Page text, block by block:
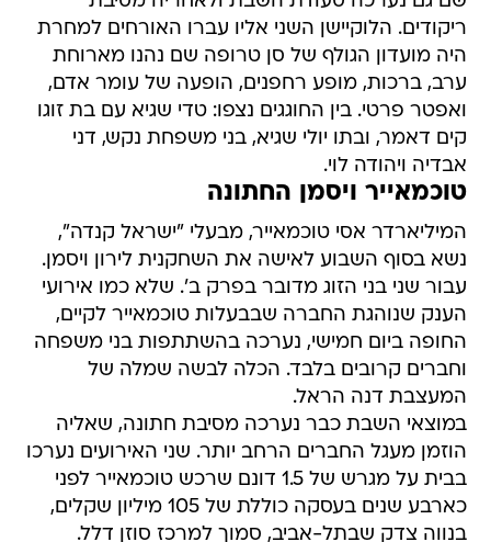
ריקודים. הלוקיישן השני אליו עברו האורחים למחרת
היה מועדון הגולף של סן טרופה שם נהנו מארוחת
ערב, ברכות, מופע רחפנים, הופעה של עומר אדם,
ואפטר פרטי. בין החוגגים נצפו: טדי שגיא עם בת זוגו
קים דאמר, ובתו יולי שגיא, בני משפחת נקש, דני
אבדיה ויהודה לוי.
טוכמאייר ויסמן החתונה
המיליארדר אסי טוכמאייר, מבעלי "ישראל קנדה",
נשא בסוף השבוע לאישה את השחקנית לירון ויסמן.
עבור שני בני הזוג מדובר בפרק ב'. שלא כמו אירועי
הענק שנוהגת החברה שבבעלות טוכמאייר לקיים,
החופה ביום חמישי, נערכה בהשתתפות בני משפחה
וחברים קרובים בלבד. הכלה לבשה שמלה של
המעצבת דנה הראל.
במוצאי השבת כבר נערכה מסיבת חתונה, שאליה
הוזמן מעגל החברים הרחב יותר. שני האירועים נערכו
בבית על מגרש של 1.5 דונם שרכש טוכמאייר לפני
כארבע שנים בעסקה כוללת של 105 מיליון שקלים,
בנווה צדק שבתל-אביב, סמוך למרכז סוזן דלל.